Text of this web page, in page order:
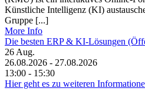
Künstliche Intelligenz (KI)
Gruppe [...]
More Info
Die besten ERP & KI-Lösungen
26 Aug.
26.08.2026 - 27.08.2026
13:00 - 15:30
Hier geht es zu weiteren